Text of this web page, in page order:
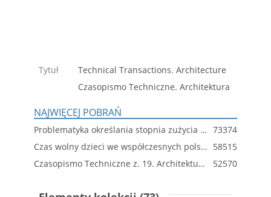
Tytuł
Technical Transactions. Architecture
Czasopismo Techniczne. Architektura
NAJWIĘCEJ POBRAŃ
Problematyka określania stopnia zużycia technicznego budynków wielkopłytowych 73374
Czas wolny dzieci we współczesnych polskich miastach. Wprowadzenie do poszukiwań optymalnych rozwiązań przestrzennych 58515
Czasopismo Techniczne z. 19. Architektura z. 6-A
52570